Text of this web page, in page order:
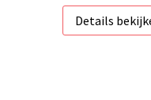
Details